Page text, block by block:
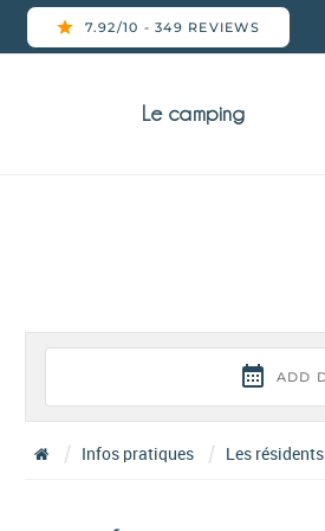
Le camping
Infos pratiques Les résidents